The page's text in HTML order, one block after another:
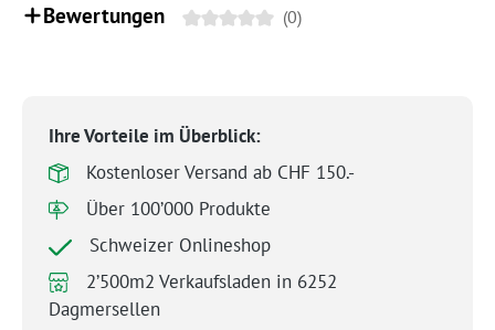
Bewertungen (0)
Ihre Vorteile im Überblick:
Kostenloser Versand ab CHF 150.-
Über 100’000 Produkte
Schweizer Onlineshop
2’500m2 Verkaufsladen in 6252
Dagmersellen